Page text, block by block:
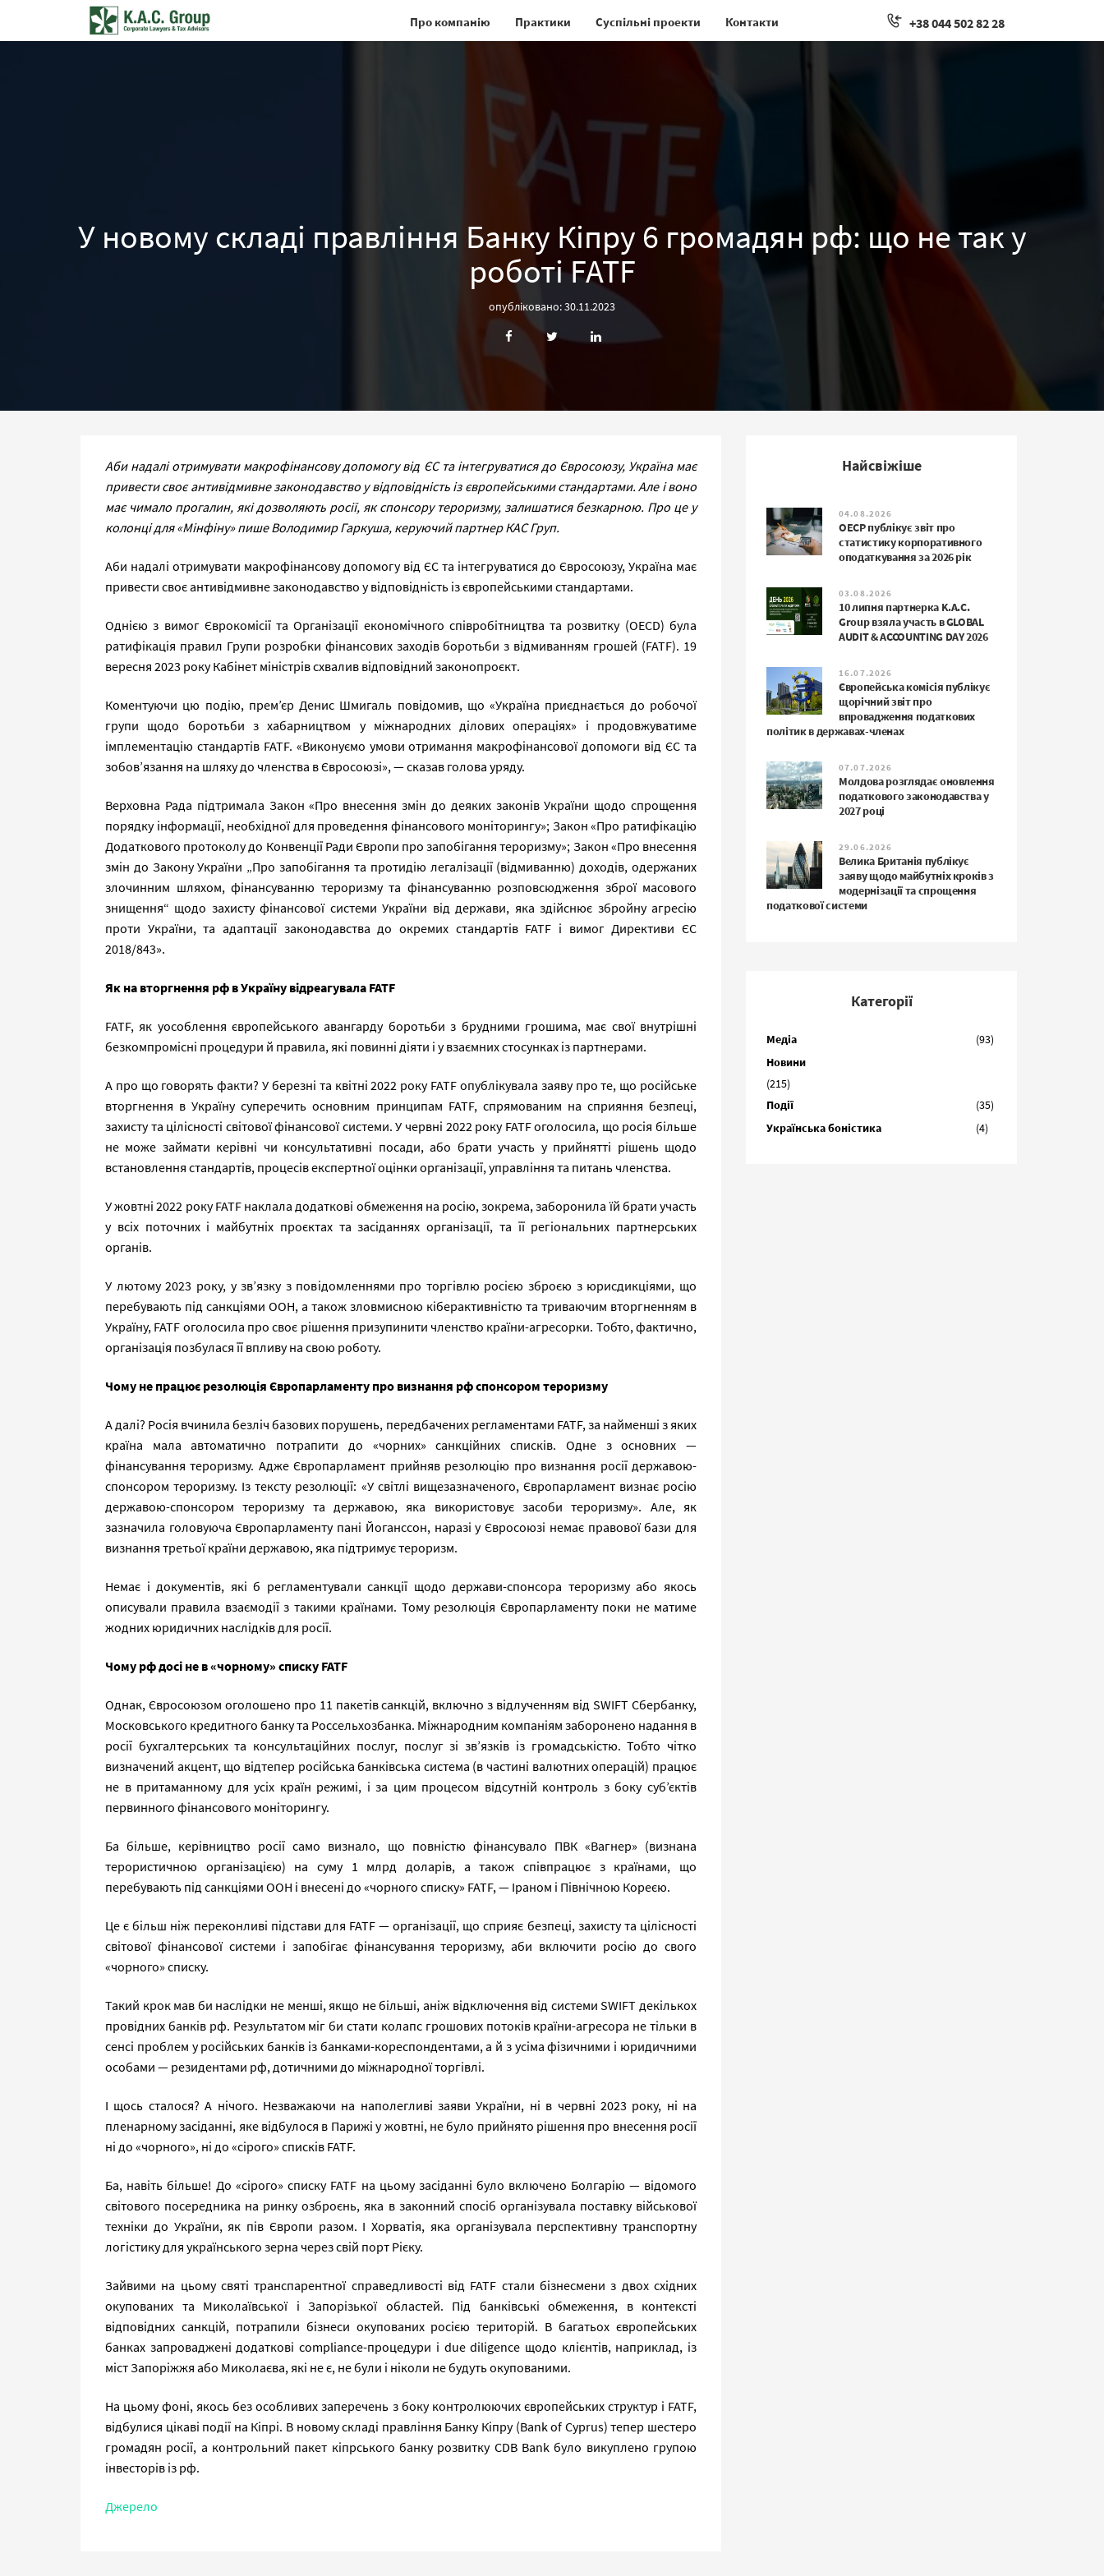
+38 044 502 82 28
Про компанію Практики Суспільні проекти Контакти
У новому складі правління Банку Кіпру 6 громадян рф: що не так у
роботі FATF
опубліковано: 30.11.2023
Аби надалі отримувати макрофінансову допомогу від ЄС та інтегруватися до Євросоюзу, Україна має
привести своє антивідмивне законодавство у відповідність із європейськими стандартами. Але і воно
має чимало прогалин, які дозволяють росії, як спонсору тероризму, залишатися безкарною. Про це у
колонці для «Мінфіну» пише Володимир Гаркуша, керуючий партнер КАС Груп.
Аби надалі отримувати макрофінансову допомогу від ЄС та інтегруватися до Євросоюзу, Україна має
привести своє антивідмивне законодавство у відповідність із європейськими стандартами.
Однією з вимог Єврокомісії та Організації економічного співробітництва та розвитку (OECD) була
ратифікація правил Групи розробки фінансових заходів боротьби з відмиванням грошей (FATF). 19
вересня 2023 року Кабінет міністрів схвалив відповідний законопроєкт.
Коментуючи цю подію, прем’єр Денис Шмигаль повідомив, що «Україна приєднається до робочої
групи щодо боротьби з хабарництвом у міжнародних ділових операціях» і продовжуватиме
імплементацію стандартів FATF. «Виконуємо умови отримання макрофінансової допомоги від ЄС та
зобов’язання на шляху до членства в Євросоюзі», — сказав голова уряду.
Верховна Рада підтримала Закон «Про внесення змін до деяких законів України щодо спрощення
порядку інформації, необхідної для проведення фінансового моніторингу»; Закон «Про ратифікацію
Додаткового протоколу до Конвенції Ради Європи про запобігання тероризму»; Закон «Про внесення
змін до Закону України „Про запобігання та протидію легалізації (відмиванню) доходів, одержаних
злочинним шляхом, фінансуванню тероризму та фінансуванню розповсюдження зброї масового
знищення“ щодо захисту фінансової системи України від держави, яка здійснює збройну агресію
проти України, та адаптації законодавства до окремих стандартів FATF і вимог Директиви ЄС
2018/843».
Як на вторгнення рф в Україну відреагувала FATF
FATF, як уособлення європейського авангарду боротьби з брудними грошима, має свої внутрішні
безкомпромісні процедури й правила, які повинні діяти і у взаємних стосунках із партнерами.
А про що говорять факти? У березні та квітні 2022 року FATF опублікувала заяву про те, що російське
вторгнення в Україну суперечить основним принципам FATF, спрямованим на сприяння безпеці,
захисту та цілісності світової фінансової системи. У червні 2022 року FATF оголосила, що росія більше
не може займати керівні чи консультативні посади, або брати участь у прийнятті рішень щодо
встановлення стандартів, процесів експертної оцінки організації, управління та питань членства.
У жовтні 2022 року FATF наклала додаткові обмеження на росію, зокрема, заборонила їй брати участь
у всіх поточних і майбутніх проєктах та засіданнях організації, та її регіональних партнерських
органів.
У лютому 2023 року, у зв’язку з повідомленнями про торгівлю росією зброєю з юрисдикціями, що
перебувають під санкціями ООН, а також зловмисною кіберактивністю та триваючим вторгненням в
Україну, FATF оголосила про своє рішення призупинити членство країни-агресорки. Тобто, фактично,
організація позбулася її впливу на свою роботу.
Чому не працює резолюція Європарламенту про визнання рф спонсором тероризму
А далі? Росія вчинила безліч базових порушень, передбачених регламентами FATF, за найменші з яких
країна мала автоматично потрапити до «чорних» санкційних списків. Одне з основних —
фінансування тероризму. Адже Європарламент прийняв резолюцію про визнання росії державою-
спонсором тероризму. Із тексту резолюції: «У світлі вищезазначеного, Європарламент визнає росію
державою-спонсором тероризму та державою, яка використовує засоби тероризму». Але, як
зазначила головуюча Європарламенту пані Йоганссон, наразі у Євросоюзі немає правової бази для
визнання третьої країни державою, яка підтримує тероризм.
Немає і документів, які б регламентували санкції щодо держави-спонсора тероризму або якось
описували правила взаємодії з такими країнами. Тому резолюція Європарламенту поки не матиме
жодних юридичних наслідків для росії.
Чому рф досі не в «чорному» списку FATF
Однак, Євросоюзом оголошено про 11 пакетів санкцій, включно з відлученням від SWIFT Сбербанку,
Московського кредитного банку та Россельхозбанка. Міжнародним компаніям заборонено надання в
росії бухгалтерських та консультаційних послуг, послуг зі зв’язків із громадськістю. Тобто чітко
визначений акцент, що відтепер російська банківська система (в частині валютних операцій) працює
не в притаманному для усіх країн режимі, і за цим процесом відсутній контроль з боку суб’єктів
первинного фінансового моніторингу.
Ба більше, керівництво росії само визнало, що повністю фінансувало ПВК «Вагнер» (визнана
терористичною організацією) на суму 1 млрд доларів, а також співпрацює з країнами, що
перебувають під санкціями ООН і внесені до «чорного списку» FATF, — Іраном і Північною Кореєю.
Це є більш ніж переконливі підстави для FATF — організації, що сприяє безпеці, захисту та цілісності
світової фінансової системи і запобігає фінансування тероризму, аби включити росію до свого
«чорного» списку.
Такий крок мав би наслідки не менші, якщо не більші, аніж відключення від системи SWIFT декількох
провідних банків рф. Результатом міг би стати колапс грошових потоків країни-агресора не тільки в
сенсі проблем у російських банків із банками-кореспондентами, а й з усіма фізичними і юридичними
особами — резидентами рф, дотичними до міжнародної торгівлі.
І щось сталося? А нічого. Незважаючи на наполегливі заяви України, ні в червні 2023 року, ні на
пленарному засіданні, яке відбулося в Парижі у жовтні, не було прийнято рішення про внесення росії
ні до «чорного», ні до «сірого» списків FATF.
Ба, навіть більше! До «сірого» списку FATF на цьому засіданні було включено Болгарію — відомого
світового посередника на ринку озброєнь, яка в законний спосіб організувала поставку військової
техніки до України, як пів Європи разом. І Хорватія, яка організувала перспективну транспортну
логістику для українського зерна через свій порт Рієку.
Зайвими на цьому святі транспарентної справедливості від FATF стали бізнесмени з двох східних
окупованих та Миколаївської і Запорізької областей. Під банківські обмеження, в контексті
відповідних санкцій, потрапили бізнеси окупованих росією територій. В багатьох європейських
банках запроваджені додаткові compliance-процедури і due diligence щодо клієнтів, наприклад, із
міст Запоріжжя або Миколаєва, які не є, не були і ніколи не будуть окупованими.
На цьому фоні, якось без особливих заперечень з боку контролюючих європейських структур і FATF,
відбулися цікаві події на Кіпрі. В новому складі правління Банку Кіпру (Bank of Cyprus) тепер шестеро
громадян росії, а контрольний пакет кіпрського банку розвитку CDB Bank було викуплено групою
інвесторів із рф.
Джерело
Найсвіжіше
04.08.2026
ОЕСР публікує звіт про
статистику корпоративного
оподаткування за 2026 рік
03.08.2026
10 липня партнерка K.A.C.
Group взяла участь в GLOBAL
AUDIT & ACCOUNTING DAY 2026
16.07.2026
Європейська комісія публікує
щорічний звіт про
впровадження податкових
політик в державах-членах
07.07.2026
Молдова розглядає оновлення
податкового законодавства у
2027 році
29.06.2026
Велика Британія публікує
заяву щодо майбутніх кроків з
модернізації та спрощення
податкової системи
Категорії
Медіа
(93)
Новини
(215)
Події
(35)
Українська боністика
(4)